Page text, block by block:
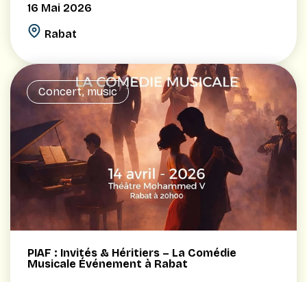
16 Mai 2026
Rabat
Concert, music
PIAF : Invités & Héritiers – La Comédie
Musicale Événement à Rabat